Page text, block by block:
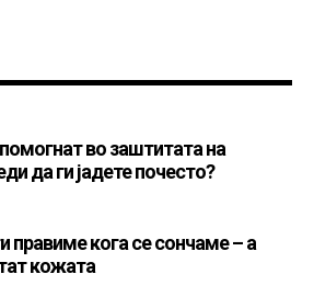
во заштитата на
да ги јадете почесто?
правиме кога се сончаме – а
кожата